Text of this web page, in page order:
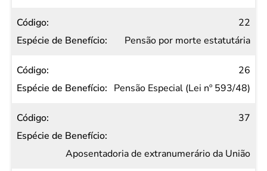
22
Pensão por morte estatutária
26
Pensão Especial (Lei nº 593/48)
37
Aposentadoria de extranumerário da União